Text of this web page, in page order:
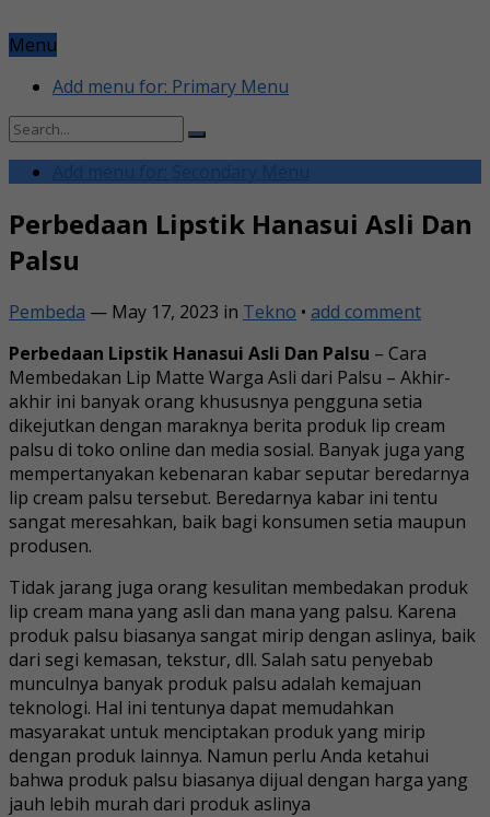
Menu
Add menu for: Primary Menu
Perbedaan Lipstik Hanasui Asli Dan
Palsu
Pembeda — May 17, 2023 in Tekno • add comment
Perbedaan Lipstik Hanasui Asli Dan Palsu – Cara
Membedakan Lip Matte Warga Asli dari Palsu – Akhir-
akhir ini banyak orang khususnya pengguna setia
dikejutkan dengan maraknya berita produk lip cream
palsu di toko online dan media sosial. Banyak juga yang
mempertanyakan kebenaran kabar seputar beredarnya
lip cream palsu tersebut. Beredarnya kabar ini tentu
sangat meresahkan, baik bagi konsumen setia maupun
produsen.
Tidak jarang juga orang kesulitan membedakan produk
lip cream mana yang asli dan mana yang palsu. Karena
produk palsu biasanya sangat mirip dengan aslinya, baik
dari segi kemasan, tekstur, dll. Salah satu penyebab
munculnya banyak produk palsu adalah kemajuan
teknologi. Hal ini tentunya dapat memudahkan
masyarakat untuk menciptakan produk yang mirip
dengan produk lainnya. Namun perlu Anda ketahui
bahwa produk palsu biasanya dijual dengan harga yang
jauh lebih murah dari produk aslinya